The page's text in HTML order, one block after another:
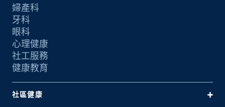
婦產科
牙科
眼科
心理健康
社工服務
健康教育
社區健康